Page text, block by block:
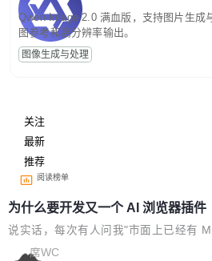
Qwen-Image-2.0 满血版，支持图片生成
图参考和高分辨率输出。
图像生成与处理
关注
最新
推荐
阅读榜单
为什么要开发又一个 AI 浏览器插件
说实话，每次有人问我"市面上已经有
Sider、Copilot for Chrome 这些 AI 浏
席WC